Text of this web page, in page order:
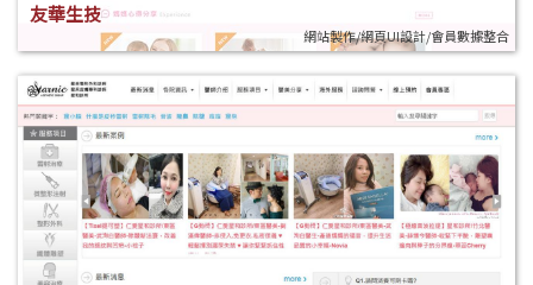
友華生技
網站製作/網頁UI設計/會員數據整合